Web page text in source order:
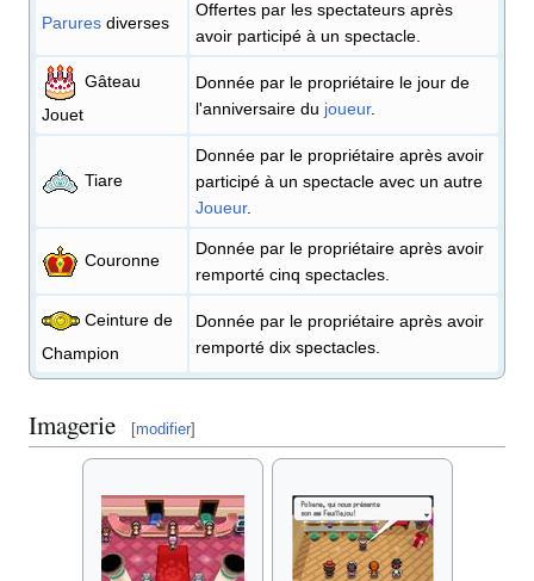
Parures diverses
Offertes par les spectateurs après
avoir participé à un spectacle.
Gâteau
Jouet
Donnée par le propriétaire le jour de
l'anniversaire du joueur.
Tiare
Donnée par le propriétaire après avoir
participé à un spectacle avec un autre
Joueur.
Couronne
Donnée par le propriétaire après avoir
remporté cinq spectacles.
Ceinture de
Champion
Donnée par le propriétaire après avoir
remporté dix spectacles.
Imagerie [modifier]